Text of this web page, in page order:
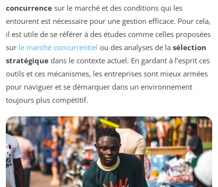
concurrence sur le marché et des conditions qui les
entourent est nécessaire pour une gestion efficace. Pour cela,
il est utile de se référer à des études comme celles proposées
sur le marché concurrentiel ou des analyses de la sélection
stratégique dans le contexte actuel. En gardant à l’esprit ces
outils et ces mécanismes, les entreprises sont mieux armées
pour naviguer et se démarquer dans un environnement
toujours plus compétitif.